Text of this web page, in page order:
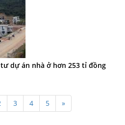
dự án nhà ở hơn 253 tỉ đồng
3 4 5 »